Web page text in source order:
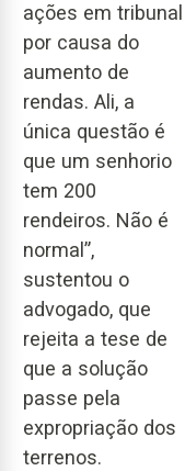
ações em tribunal
por causa do
aumento de
rendas. Ali, a
única questão é
que um senhorio
tem 200
rendeiros. Não é
normal”,
sustentou o
advogado, que
rejeita a tese de
que a solução
passe pela
expropriação dos
terrenos.